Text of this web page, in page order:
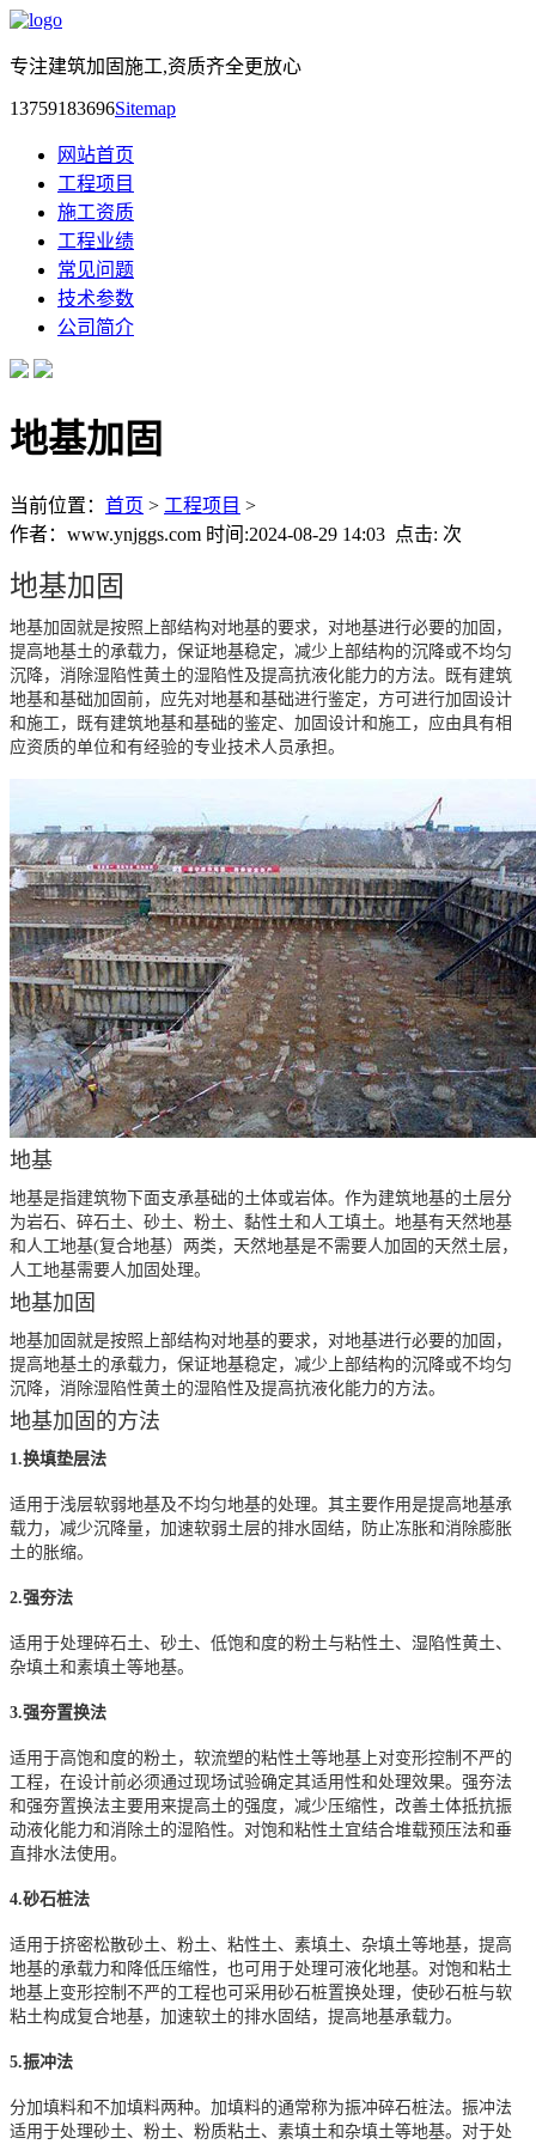
专注建筑加固施工,资质齐全更放心
13759183696Sitemap
网站首页
工程项目
施工资质
工程业绩
常见问题
技术参数
公司简介
地基加固
当前位置： 首页 > 工程项目 >
作者：www.ynjggs.com 时间:2024-08-29 14:03 点击: 次
地基加固
地基加固就是按照上部结构对地基的要求，对地基进行必要的加固，
提高地基土的承载力，保证地基稳定，减少上部结构的沉降或不均匀
沉降，消除湿陷性黄土的湿陷性及提高抗液化能力的方法。既有建筑
地基和基础加固前，应先对地基和基础进行鉴定，方可进行加固设计
和施工，既有建筑地基和基础的鉴定、加固设计和施工，应由具有相
应资质的单位和有经验的专业技术人员承担。
地基
地基是指建筑物下面支承基础的土体或岩体。作为建筑地基的土层分
为岩石、碎石土、砂土、粉土、黏性土和人工填土。地基有天然地基
和人工地基(复合地基）两类，天然地基是不需要人加固的天然土层，
人工地基需要人加固处理。
地基加固
地基加固就是按照上部结构对地基的要求，对地基进行必要的加固，
提高地基土的承载力，保证地基稳定，减少上部结构的沉降或不均匀
沉降，消除湿陷性黄土的湿陷性及提高抗液化能力的方法。
地基加固的方法
1.换填垫层法
适用于浅层软弱地基及不均匀地基的处理。其主要作用是提高地基承
载力，减少沉降量，加速软弱土层的排水固结，防止冻胀和消除膨胀
土的胀缩。
2.强夯法
适用于处理碎石土、砂土、低饱和度的粉土与粘性土、湿陷性黄土、
杂填土和素填土等地基。
3.强夯置换法
适用于高饱和度的粉土，软流塑的粘性土等地基上对变形控制不严的
工程，在设计前必须通过现场试验确定其适用性和处理效果。强夯法
和强夯置换法主要用来提高土的强度，减少压缩性，改善土体抵抗振
动液化能力和消除土的湿陷性。对饱和粘性土宜结合堆载预压法和垂
直排水法使用。
4.砂石桩法
适用于挤密松散砂土、粉土、粘性土、素填土、杂填土等地基，提高
地基的承载力和降低压缩性，也可用于处理可液化地基。对饱和粘土
地基上变形控制不严的工程也可采用砂石桩置换处理，使砂石桩与软
粘土构成复合地基，加速软土的排水固结，提高地基承载力。
5.振冲法
分加填料和不加填料两种。加填料的通常称为振冲碎石桩法。振冲法
适用于处理砂土、粉土、粉质粘土、素填土和杂填土等地基。对于处